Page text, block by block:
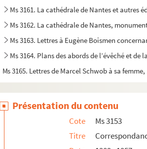
Ms 3161. La cathédrale de Nantes et autres
Ms 3162. La cathédrale de Nantes,
Ms 3163. Lettres à Eugène Boismen
Ms 3164. Plans des abords de l’évêché et
Ms 3167. Amélie Gayraud. Correspondance
Ms 3168. Hugues Rebell,
Contes de l'Alcove
Ms 3169 - 3169bis. René Théry, ingénieur
Présentation du contenu
Cote
Ms 3153
Titre